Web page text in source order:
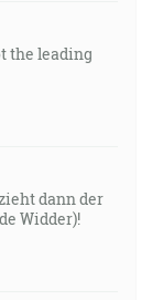
the leading
dann der
Widder)!